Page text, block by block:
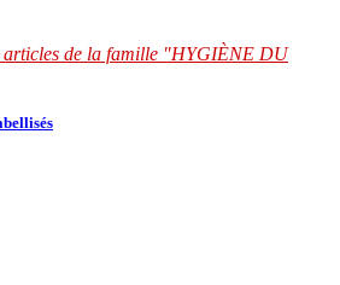
articles de la famille "HYGIÈNE DU